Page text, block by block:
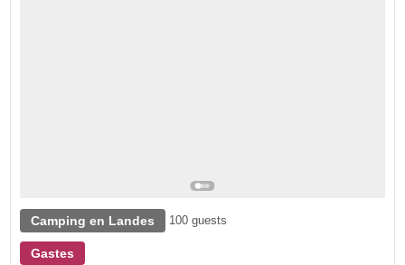
Camping en Landes 100 guests
Gastes